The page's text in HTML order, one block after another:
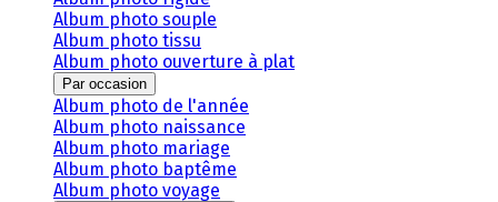
Album photo souple
Album photo tissu
Album photo ouverture à plat
Par occasion
Album photo de l'année
Album photo naissance
Album photo mariage
Album photo baptême
Album photo voyage